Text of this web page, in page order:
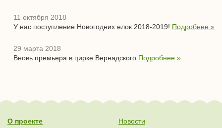
11 октября 2018
У нас поступление Новогодних елок 2018-2019! Подробнее »
29 марта 2018
Вновь премьера в цирке Вернадского Подробнее »
О проекте
Новости